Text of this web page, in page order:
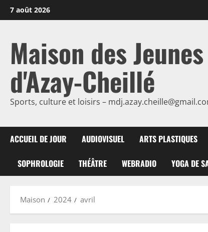
Passer
au
7 août 2026
Maison des Jeunes
d'Azay-Cheillé
Sports, culture et loisirs –
ACCUEIL DE JOUR AUDIOVISUEL ARTS PLASTIQUES
SOPHROLOGIE THÉÂTRE WEBRADIO YOGA DE
Maison 2024 avril